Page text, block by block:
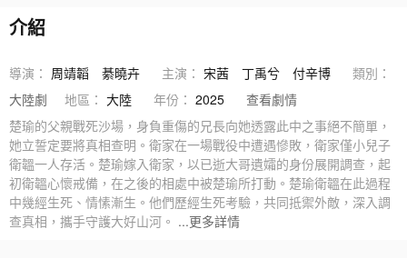
介紹
導演： 周靖韜 綦曉卉 主演： 宋茜 丁禹兮 付辛博
類別：
大陸劇
地區： 大陸 年份： 2025
查看劇情
楚瑜的父親戰死沙場，身負重傷的兄長向她透露此中之事絕不簡單，
她立誓定要將真相查明。衛家在一場戰役中遭遇慘敗，衛家僅小兒子
衛韞一人存活。楚瑜嫁入衛家，以已逝大哥遺孀的身份展開調查，起
初衛韞心懷戒備，在之後的相處中被楚瑜所打動。楚瑜衛韞在此過程
中幾經生死、情愫漸生。他們歷經生死考驗，共同抵禦外敵，深入調
查真相，攜手守護大好山河。 ...更多詳情